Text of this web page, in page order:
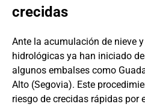
crecidas
Ante la acumulación de nieve
hidrológicas ya han iniciado
algunos embalses como
Alto (Segovia). Este
riesgo de crecidas rápidas por